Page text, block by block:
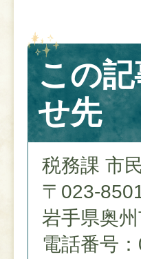
この
せ先
税務課 市
〒023-
岩手県奥
電話番号